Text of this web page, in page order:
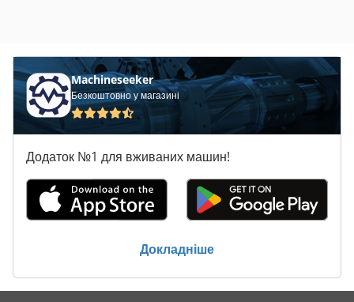
Machineseeker
Безкоштовно у магазині
Додаток №1 для вживаних машин!
Докладніше